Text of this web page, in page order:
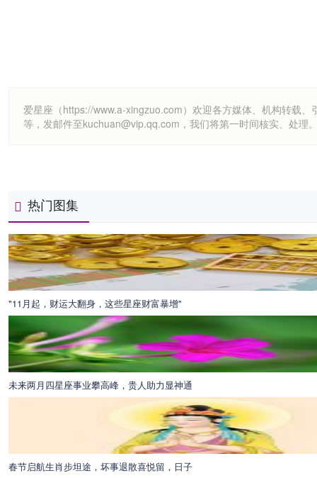
爱星座（https://www.a-xingzuo.com）欢迎各方媒体、机构转载
等，发邮件至kuchuan@vip.qq.com，我们将第一时间核实、处理
热门图集
"11月起，财运大翻身，这些星座财富暴增"
未来两月四星座事业攀高峰，贵人助力显神通
春节启航生肖步坦途，坏事退散喜悦留，日子